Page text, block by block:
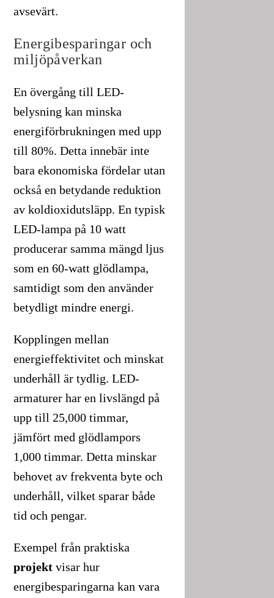
avsevärt.
Energibesparingar och
miljöpåverkan
En övergång till LED-
belysning kan minska
energiförbrukningen med upp
till 80%. Detta innebär inte
bara ekonomiska fördelar utan
också en betydande reduktion
av koldioxidutsläpp. En typisk
LED-lampa på 10 watt
producerar samma mängd ljus
som en 60-watt glödlampa,
samtidigt som den använder
betydligt mindre energi.
Kopplingen mellan
energieffektivitet och minskat
underhåll är tydlig. LED-
armaturer har en livslängd på
upp till 25,000 timmar,
jämfört med glödlampors
1,000 timmar. Detta minskar
behovet av frekventa byte och
underhåll, vilket sparar både
tid och pengar.
Exempel från praktiska
projekt visar hur
energibesparingarna kan vara